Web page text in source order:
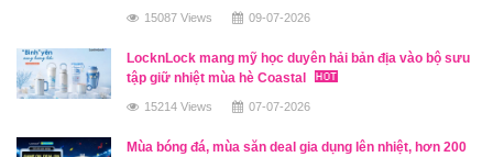
15087 Views 09-07-2026
LocknLock mang mỹ học duyên hải bản địa vào bộ sưu
tập giữ nhiệt mùa hè Coastal
15214 Views 07-07-2026
Mùa bóng đá, mùa săn deal gia dụng lên nhiệt, hơn 200